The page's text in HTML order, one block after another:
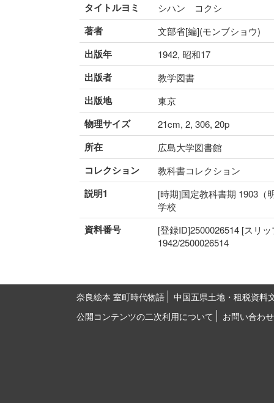
タイトルヨミ シハン コクシ
著者 文部省[編](モンブショウ)
出版年 1942, 昭和17
出版者 教学図書
出版地 東京
物理サイズ 21cm, 2, 306, 20p
所在 広島大学図書館
コレクション 教科書コレクション
説明1
[時期]国定教科書期 1903（
学校
資料番号
[登録ID]2500026514 [スリ
1942/2500026514
奈良絵本 室町時代物語
中国五県土地・租税資料
公開コンテンツの二次利用について
お問い合わせ